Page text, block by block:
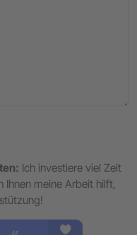
Ich investiere viel Zeit
Ihnen meine Arbeit hilft,